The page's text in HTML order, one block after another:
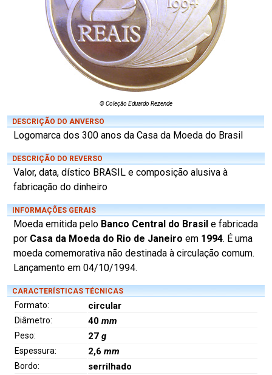
© Coleção Eduardo Rezende
DESCRIÇÃO DO ANVERSO
Logomarca dos 300 anos da Casa da Moeda do Brasil
DESCRIÇÃO DO REVERSO
Valor, data, dístico BRASIL e composição alusiva à
fabricação do dinheiro
INFORMAÇÕES GERAIS
Moeda emitida pelo Banco Central do Brasil e fabricada
por Casa da Moeda do Rio de Janeiro em 1994. É uma
moeda comemorativa não destinada à circulação comum.
Lançamento em 04/10/1994.
CARACTERÍSTICAS TÉCNICAS
Formato: circular
Diâmetro: 40 mm
Peso: 27 g
Espessura: 2,6 mm
Bordo: serrilhado